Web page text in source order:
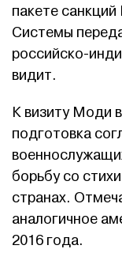
пакете
Системы
российско-
видит.
К визиту Моди
подготовка
борьбу со
странах.
аналогичное
2016 года.